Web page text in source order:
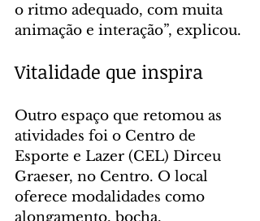
o ritmo adequado, com muita
animação e interação”, explicou.
Vitalidade que inspira
Outro espaço que retomou as
atividades foi o Centro de
Esporte e Lazer (CEL) Dirceu
Graeser, no Centro. O local
oferece modalidades como
alongamento, bocha,